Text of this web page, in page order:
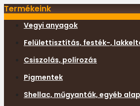
Termékeink
Vegyi anyagok
Felülettisztítás, festék-,
Csiszolás, polírozás
Pigmentek
Shellac, műgyanták, egyéb